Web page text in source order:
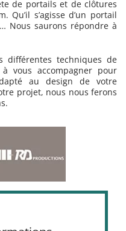
de portails et de clôtures
Qu’il s’agisse d’un portail
Nous saurons répondre à
différentes techniques de
vous accompagner pour
au design de votre
projet, nous nous ferons